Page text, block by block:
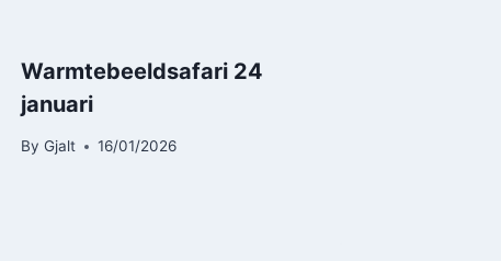
Warmtebeeldsafari 24
januari
By Gjalt 16/01/2026